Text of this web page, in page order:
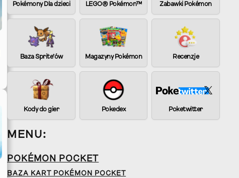
Pokémony Dla dzieci LEGO® Pokémon™ Zabawki Pokémon
Baza Sprite’ów Magazyny Pokémon Recenzje
Kody do gier Pokedex Poketwitter
MENU:
POKÉMON POCKET
BAZA KART POKÉMON POCKET